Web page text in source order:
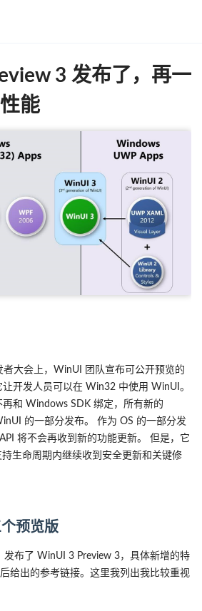
3 发布了，再一
能
大会上，WinUI 团队宣布可公开预览的
开发人员可以在 Win32 中使用 WinUI。
和 Windows SDK 绑定，所有新的
的一部分发布。 作为 OS 的一部分发
将不会再收到新的功能更新。 但是，它
生命周期内继续收到安全更新和关键修
预览版
发布了 WinUI 3 Preview 3，具体新增的特
给出的参考链接。这里我列出我比较重视